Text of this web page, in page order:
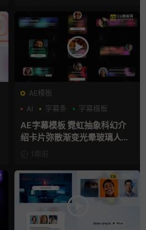
AE模板
AI
字幕条 字幕模板
AE字幕模板 霓虹抽象科幻介
绍卡片弥散渐变光晕玻璃人名
1周前